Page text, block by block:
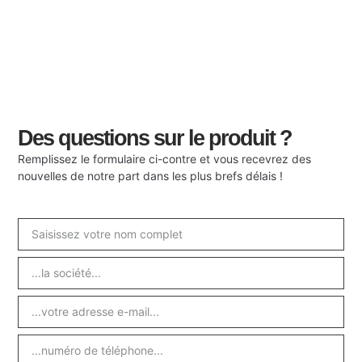
Des questions sur le produit ?
Remplissez le formulaire ci-contre et vous recevrez des
nouvelles de notre part dans les plus brefs délais !